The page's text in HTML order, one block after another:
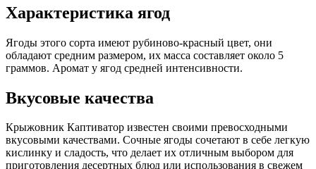
Характеристика ягод
Ягоды этого сорта имеют рубиново-красный цвет, они
обладают средним размером, их масса составляет около 5
граммов. Аромат у ягод средней интенсивности.
Вкусовые качества
Крыжовник Каптиватор известен своими превосходными
вкусовыми качествами. Сочные ягоды сочетают в себе легкую
кислинку и сладость, что делает их отличным выбором для
приготовления десертных блюд или использования в свежем